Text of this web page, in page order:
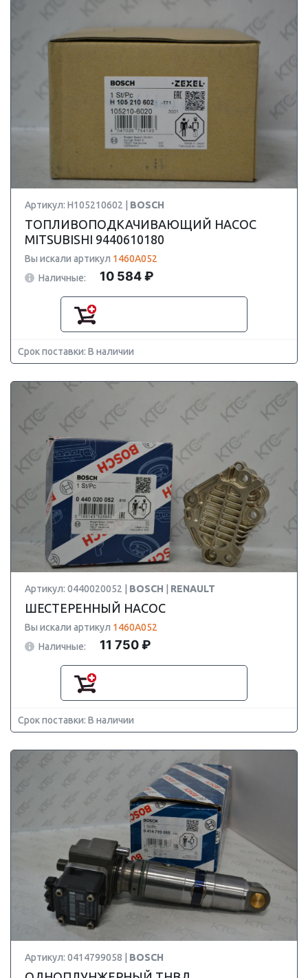
Артикул: H105210602 | BOSCH
ТОПЛИВОПОДКАЧИВАЮЩИЙ НАСОС
MITSUBISHI 9440610180
Вы искали артикул 1460A052
Наличные:
10 584 ₽
Срок поставки: В наличии
Артикул: 0440020052 | BOSCH RENAULT
ШЕСТЕРЕННЫЙ НАСОС
Вы искали артикул 1460A052
Наличные:
11 750 ₽
Срок поставки: В наличии
Артикул: 0414799058 | BOSCH